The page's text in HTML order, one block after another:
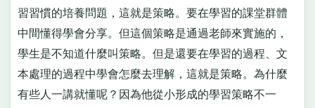
習習慣的培養問題，這就是策略。要在學習的課堂群體
中間懂得學會分享。但這個策略是通過老師來實施的，
學生是不知道什麼叫策略。但是還要在學習的過程、文
本處理的過程中學會怎麼去理解，這就是策略。為什麼
有些人一講就懂呢？因為他從小形成的學習策略不一